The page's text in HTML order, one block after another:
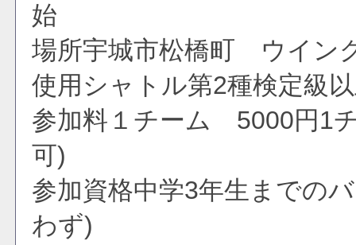
始
場所宇城市松橋町 ウイン
使用シャトル第2種検定級
参加料１チーム 5000円1
可)
参加資格中学3年生までの
わず) (各チーム